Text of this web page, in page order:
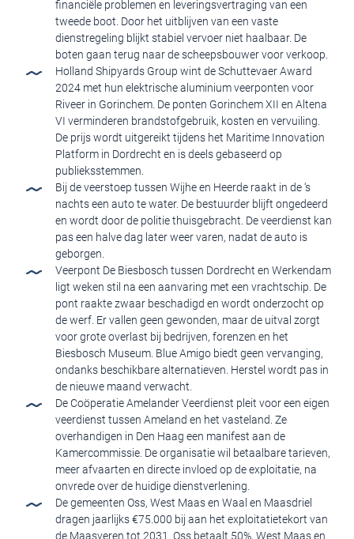
financiële problemen en leveringsvertraging van een
tweede boot. Door het uitblijven van een vaste
dienstregeling blijkt stabiel vervoer niet haalbaar. De
boten gaan terug naar de scheepsbouwer voor verkoop.
Holland Shipyards Group wint de Schuttevaer Award
2024 met hun elektrische aluminium veerponten voor
Riveer in Gorinchem. De ponten Gorinchem XII en Altena
VI verminderen brandstofgebruik, kosten en vervuiling.
De prijs wordt uitgereikt tijdens het Maritime Innovation
Platform in Dordrecht en is deels gebaseerd op
publieksstemmen.
Bij de veerstoep tussen Wijhe en Heerde raakt in de ‘s
nachts een auto te water. De bestuurder blijft ongedeerd
en wordt door de politie thuisgebracht. De veerdienst kan
pas een halve dag later weer varen, nadat de auto is
geborgen.
Veerpont De Biesbosch tussen Dordrecht en Werkendam
ligt weken stil na een aanvaring met een vrachtschip. De
pont raakte zwaar beschadigd en wordt onderzocht op
de werf. Er vallen geen gewonden, maar de uitval zorgt
voor grote overlast bij bedrijven, forenzen en het
Biesbosch Museum. Blue Amigo biedt geen vervanging,
ondanks beschikbare alternatieven. Herstel wordt pas in
de nieuwe maand verwacht.
De Coöperatie Amelander Veerdienst pleit voor een eigen
veerdienst tussen Ameland en het vasteland. Ze
overhandigen in Den Haag een manifest aan de
Kamercommissie. De organisatie wil betaalbare tarieven,
meer afvaarten en directe invloed op de exploitatie, na
onvrede over de huidige dienstverlening.
De gemeenten Oss, West Maas en Waal en Maasdriel
dragen jaarlijks €75.000 bij aan het exploitatietekort van
de Maasveren tot 2031. Oss betaalt 50%, West Maas en